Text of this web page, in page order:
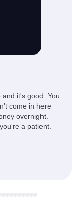
it's good. You
come in here
overnight.
a patient.